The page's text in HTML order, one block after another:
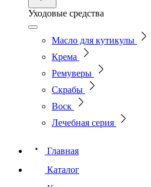
Уходовые средства
Масло для кутикулы
Крема
Ремуверы
Скрабы
Воск
Лечебная серия
Главная
Каталог